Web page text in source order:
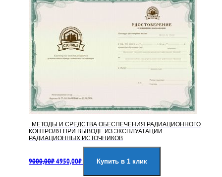
МЕТОДЫ И СРЕДСТВА ОБЕСПЕЧЕНИЯ РАДИАЦИОННОГО
КОНТРОЛЯ ПРИ ВЫВОДЕ ИЗ ЭКСПЛУАТАЦИИ
РАДИАЦИОННЫХ ИСТОЧНИКОВ
9000,00₽цена
4950,00₽цена:
Купить в 1 клик